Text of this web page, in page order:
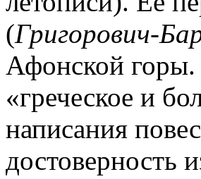
(Григорович-
Афонской
«греческое и
написания
достоверность